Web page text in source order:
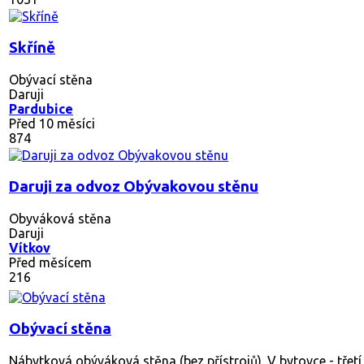
Skříně
Obývací stěna
Daruji
Pardubice
Před 10 měsíci
874
Daruji za odvoz Obývakovou stěnu
Obyváková stěna
Daruji
Vítkov
Před měsícem
216
Obývací stěna
Nábytková obýváková stěna (bez přístrojů). V bytovce -